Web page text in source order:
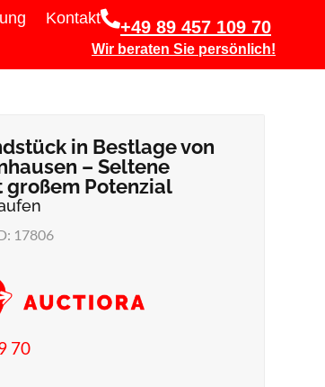
Kontakt +49 89 457 109 70
Wir beraten Sie persönlich!
in Bestlage von
– Seltene
Potenzial
17806
70